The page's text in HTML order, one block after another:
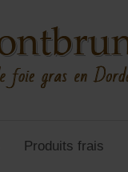
Produits frais